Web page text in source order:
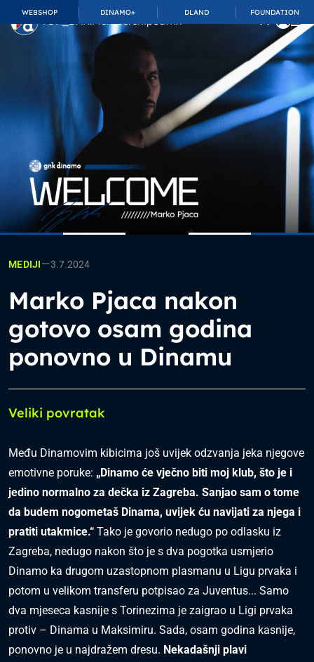
WEBSHOP DINAMO+ DLAND FOUNDATION
TOP_BAR.MembershipSuffix
MEDIJI—3.7.2024
Marko Pjaca nakon
gotovo osam godina
ponovno u Dinamu
Veliki povratak
Među Dinamovim kibicima još uvijek odzvanja jeka njegove
emotivne poruke: „Dinamo će vječno biti moj klub, što je i
jedino normalno za dečka iz Zagreba. Sanjao sam o tome
da budem nogometaš Dinama, uvijek ću navijati za njega i
pratiti utakmice.“ Tako je govorio nedugo po odlasku iz
Zagreba, nedugo nakon što je s dva pogotka usmjerio
Dinamo ka drugom uzastopnom plasmanu u Ligu prvaka i
potom u velikom transferu potpisao za Juventus... Samo
dva mjeseca kasnije s Torinezima je zaigrao u Ligi prvaka
protiv – Dinama u Maksimiru. Sada, osam godina kasnije,
ponovno je u najdražem dresu. Nekadašnji plavi